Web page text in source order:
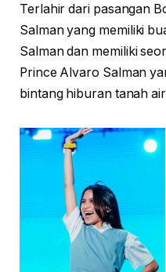
Terlahir dari pasangan
Salman yang memiliki
Salman dan memiliki
Prince Alvaro Salman
bintang hiburan tanah